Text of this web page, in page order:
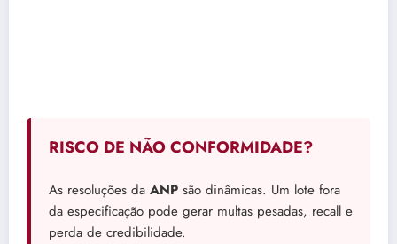
RISCO DE NÃO CONFORMIDADE?
As resoluções da ANP são dinâmicas. Um lote fora
da especificação pode gerar multas pesadas, recall e
perda de credibilidade.